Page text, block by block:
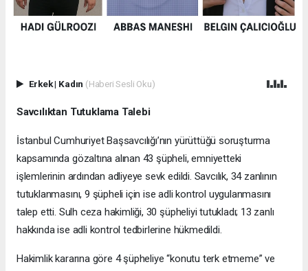
Erkek| Kadın (Haberi Sesli Oku)
Savcılıktan Tutuklama Talebi
İstanbul Cumhuriyet Başsavcılığı’nın yürüttüğü soruşturma
kapsamında gözaltına alınan 43 şüpheli, emniyetteki
işlemlerinin ardından adliyeye sevk edildi. Savcılık, 34 zanlının
tutuklanmasını, 9 şüpheli için ise adli kontrol uygulanmasını
talep etti. Sulh ceza hakimliği, 30 şüpheliyi tutukladı; 13 zanlı
hakkında ise adli kontrol tedbirlerine hükmedildi.
Hakimlik kararına göre 4 şüpheliye “konutu terk etmeme” ve